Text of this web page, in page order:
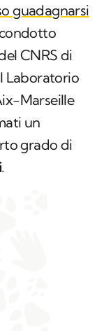
guadagnarsi
CNRS di
Laboratorio
Marseille
un
grado di
.